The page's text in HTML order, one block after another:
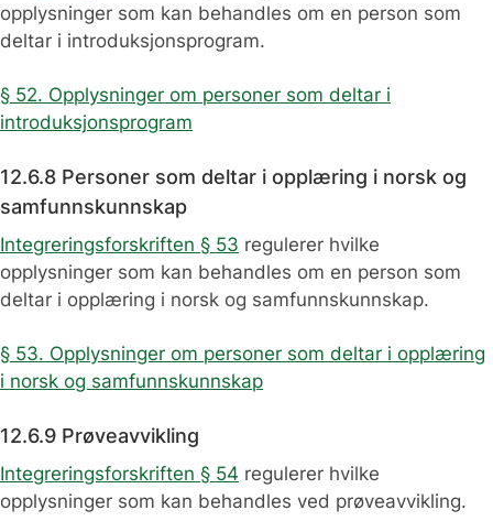
opplysninger som kan behandles om en person som
deltar i introduksjonsprogram.
§ 52. Opplysninger om personer som deltar i
introduksjonsprogram
12.6.8 Personer som deltar i opplæring i norsk og
samfunnskunnskap
Integreringsforskriften § 53 regulerer hvilke
opplysninger som kan behandles om en person som
deltar i opplæring i norsk og samfunnskunnskap.
§ 53. Opplysninger om personer som deltar i opplæring
i norsk og samfunnskunnskap
12.6.9 Prøveavvikling
Integreringsforskriften § 54 regulerer hvilke
opplysninger som kan behandles ved prøveavvikling.